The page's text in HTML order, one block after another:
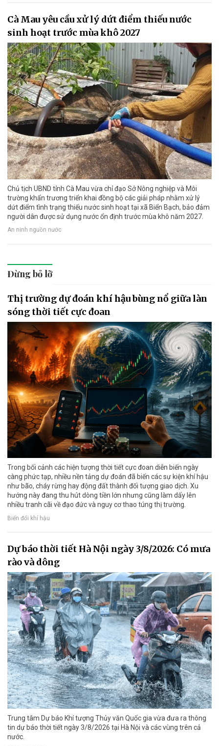
Cà Mau yêu cầu xử lý dứt điểm thiếu nước
sinh hoạt trước mùa khô 2027
Chủ tịch UBND tỉnh Cà Mau vừa chỉ đạo Sở Nông nghiệp và Môi
trường khẩn trương triển khai đồng bộ các giải pháp nhằm xử lý
dứt điểm tình trạng thiếu nước sinh hoạt tại xã Biển Bạch, bảo đảm
người dân được sử dụng nước ổn định trước mùa khô năm 2027.
An ninh nguồn nước
Đừng bỏ lỡ
Thị trường dự đoán khí hậu bùng nổ giữa làn
sóng thời tiết cực đoan
Trong bối cảnh các hiện tượng thời tiết cực đoan diễn biến ngày
càng phức tạp, nhiều nền tảng dự đoán đã biến các sự kiện khí hậu
như bão, cháy rừng hay động đất thành đối tượng giao dịch. Xu
hướng này đang thu hút dòng tiền lớn nhưng cũng làm dấy lên
nhiều tranh cãi về đạo đức và nguy cơ thao túng thị trường.
Biến đổi khí hậu
Dự báo thời tiết Hà Nội ngày 3/8/2026: Có mưa
rào và dông
Trung tâm Dự báo Khí tượng Thủy văn Quốc gia vừa đưa ra thông
tin dự báo thời tiết ngày 3/8/2026 tại Hà Nội và các vùng trên cả
nước.